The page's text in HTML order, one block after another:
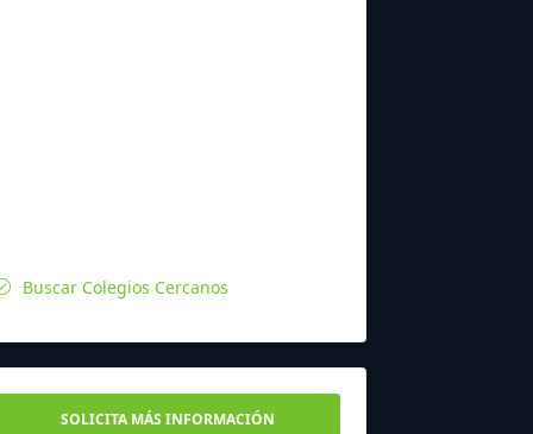
Buscar Colegios Cercanos
SOLICITA MÁS INFORMACIÓN